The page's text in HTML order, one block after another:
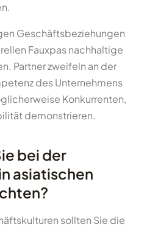
Geschäftsbeziehungen
Fauxpas nachhaltige
Partner zweifeln an der
des Unternehmens
Konkurrenten,
demonstrieren.
bei der
asiatischen
sollten Sie die